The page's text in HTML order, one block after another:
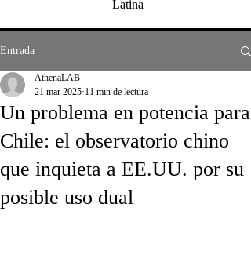
Latina
Entrada
Un problema en potencia para
Chile: el observatorio chino
que inquieta a EE.UU. por su
posible uso dual
AthenaLAB
21 mar 2025 11 min de lectura